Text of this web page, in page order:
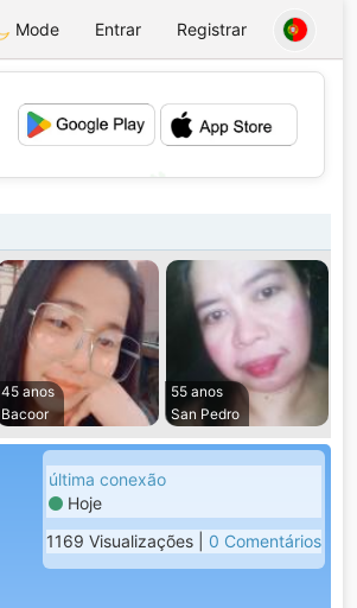
Mode Entrar Registrar
45 anos
Bacoor
55 anos
San Pedro
última conexão
Hoje
1169 Visualizações | 0 Comentários